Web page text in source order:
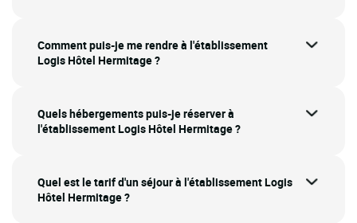
Comment puis-je me rendre à l'établissement
Logis Hôtel Hermitage ?
Quels hébergements puis-je réserver à
l'établissement Logis Hôtel Hermitage ?
Quel est le tarif d'un séjour à l'établissement Logis
Hôtel Hermitage ?